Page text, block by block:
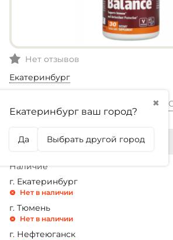
Нет отзывов
Екатеринбург
✖
Екатеринбург ваш город?
Да Выбрать другой город
990,99₽
Наличие
г. Екатеринбург
Нет в наличии
г. Тюмень
Нет в наличии
г. Нефтеюганск